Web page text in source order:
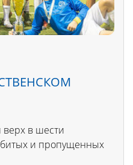
в шести
и пропущенных